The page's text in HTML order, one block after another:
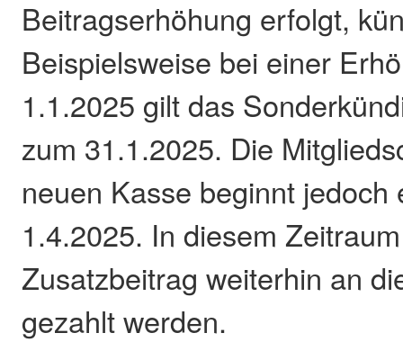
Beitragserhöhung erfolgt,
Beispielsweise bei einer
1.1.2025 gilt das
zum 31.1.2025. Die
neuen Kasse beginnt jedoch
1.4.2025. In diesem
Zusatzbeitrag weiterhin an
gezahlt werden.